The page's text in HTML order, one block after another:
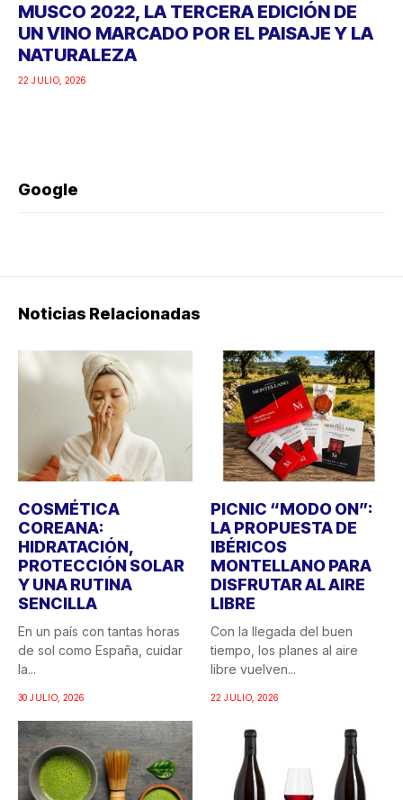
MUSCO 2022, LA TERCERA EDICIÓN DE
UN VINO MARCADO POR EL PAISAJE Y LA
NATURALEZA
22 JULIO, 2026
Google
Noticias Relacionadas
COSMÉTICA
COREANA:
HIDRATACIÓN,
PROTECCIÓN SOLAR
Y UNA RUTINA
SENCILLA
En un país con tantas horas
de sol como España, cuidar
la...
30 JULIO, 2026
PICNIC “MODO ON”:
LA PROPUESTA DE
IBÉRICOS
MONTELLANO PARA
DISFRUTAR AL AIRE
LIBRE
Con la llegada del buen
tiempo, los planes al aire
libre vuelven...
22 JULIO, 2026